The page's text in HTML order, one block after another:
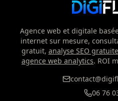
Agence web et digitale
internet sur mesure,
gratuit, analyse SEO gratuite
agence web analytics. ROI
06 76